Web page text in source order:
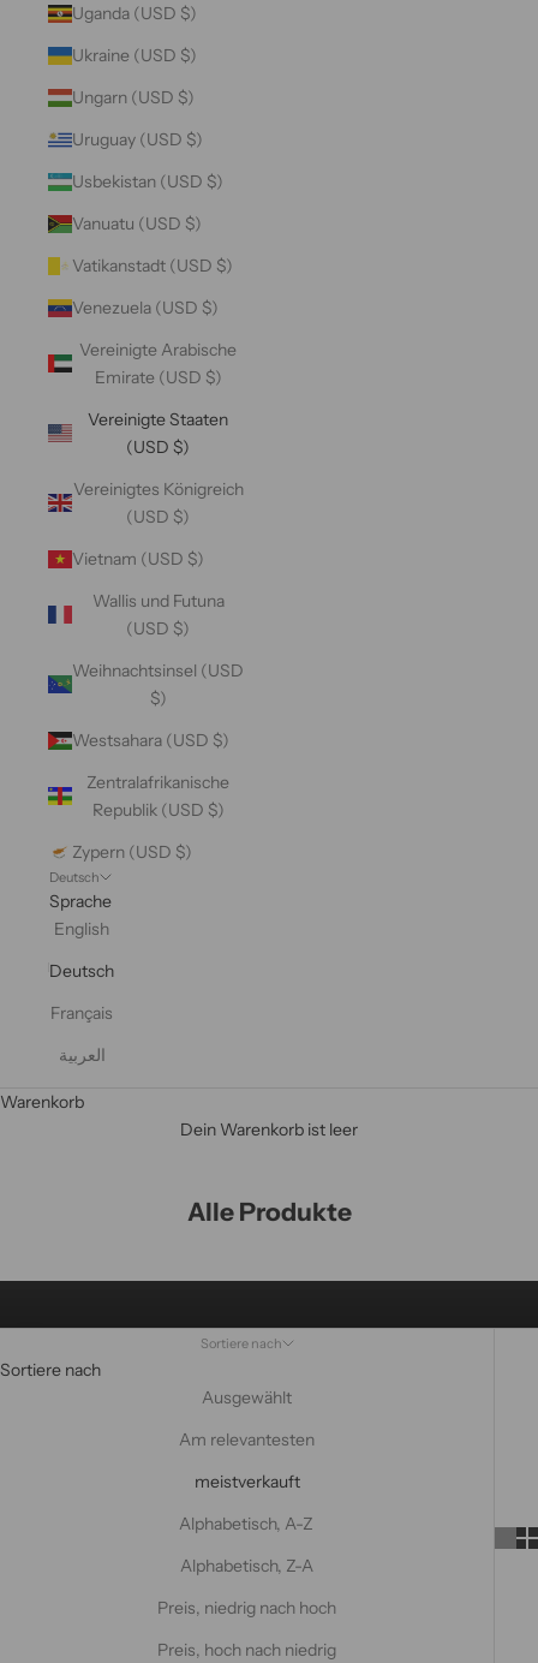
Uganda (USD $)
Ukraine (USD $)
Ungarn (USD $)
Uruguay (USD $)
Usbekistan (USD $)
Vanuatu (USD $)
Vatikanstadt (USD $)
Venezuela (USD $)
Vereinigte Arabische
Emirate (USD $)
Vereinigte Staaten
(USD $)
Vereinigtes Königreich
(USD $)
Vietnam (USD $)
Wallis und Futuna
(USD $)
Weihnachtsinsel (USD
$)
Westsahara (USD $)
Zentralafrikanische
Republik (USD $)
Zypern (USD $)
Deutsch
Sprache
English
Deutsch
Français
العربية
Warenkorb
Dein Warenkorb ist leer
Alle Produkte
Navigieren Sie zum nächsten Abschnitt
Sortiere nach
Sortiere nach
Ausgewählt
Am relevantesten
meistverkauft
Alphabetisch, A-Z
Alphabetisch, Z-A
Preis, niedrig nach hoch
Preis, hoch nach niedrig